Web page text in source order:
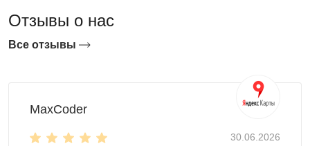
Выбирая контейнер, учитывайте цель эксплуатации.
Также важно помнить о месте использования. Мы
на производственной площадке
на торговой площади
Отзывы о нас
Все отзывы
MaxCoder
30.06.2026